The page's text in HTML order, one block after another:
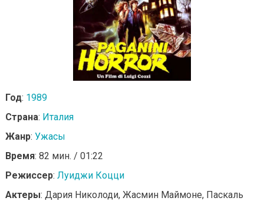
Год: 1989
Страна: Италия
Жанр: Ужасы
Время: 82 мин. / 01:22
Режиссер: Луиджи Коцци
Актеры: Дария Николоди, Жасмин Маймоне, Паскаль